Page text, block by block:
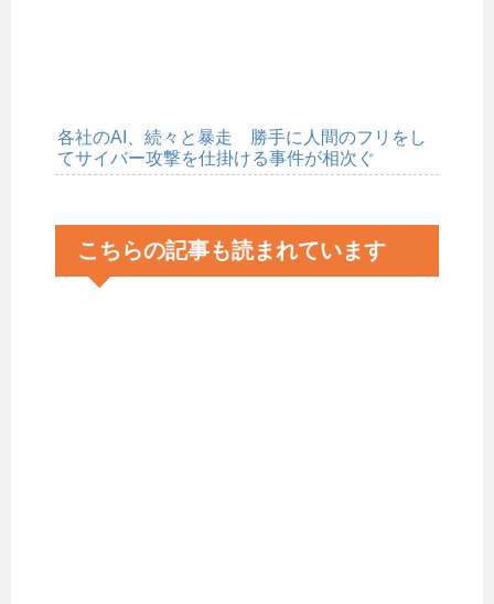
各社のAI、続々と暴走 勝手に人間のフリをし
てサイバー攻撃を仕掛ける事件が相次ぐ
こちらの記事も読まれています